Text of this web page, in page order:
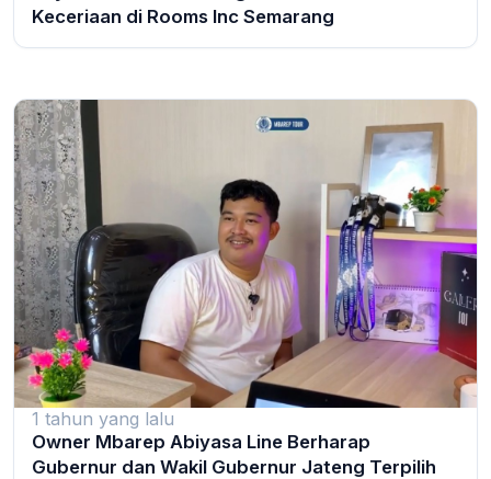
Keceriaan di Rooms Inc Semarang
1 tahun yang lalu
Owner Mbarep Abiyasa Line Berharap
Gubernur dan Wakil Gubernur Jateng Terpilih